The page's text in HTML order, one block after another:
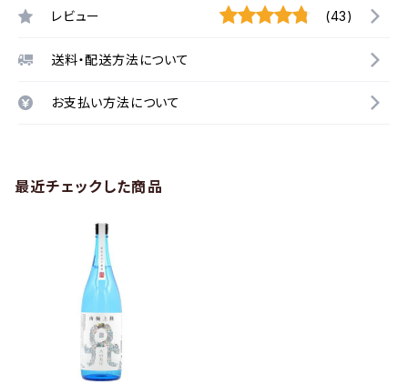
レビュー (43)
送料・配送方法について
お支払い方法について
最近チェックした商品